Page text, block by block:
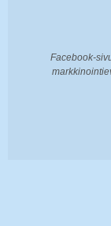
Facebook-